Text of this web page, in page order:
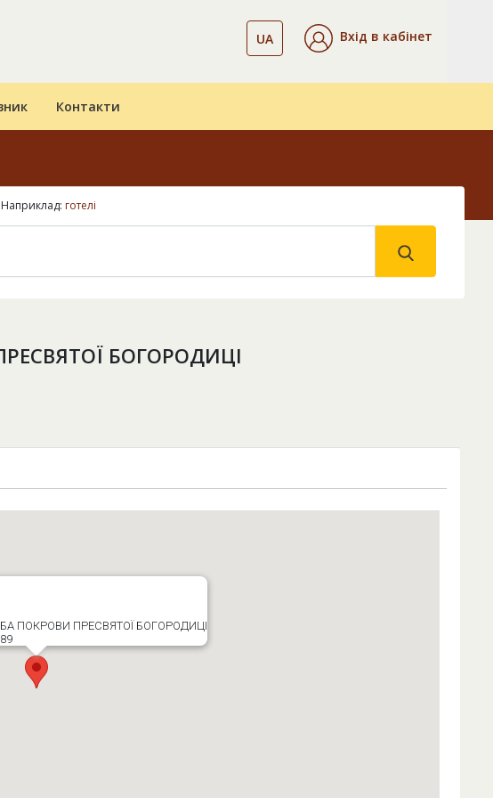
UA Вхід в кабінет
Контакти
Наприклад: готелі
БОГОРОДИЦІ
ПОКРОВИ ПРЕСВЯТОЇ БОГОРОДИЦІ